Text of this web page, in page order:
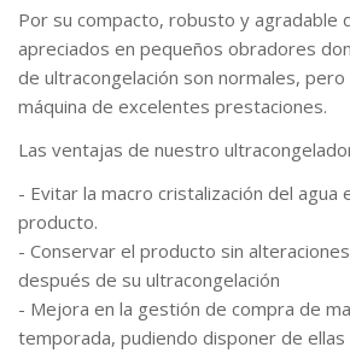
Por su compacto, robusto y agradable
apreciados en pequeños obradores
de ultracongelación son normales, pero
máquina de excelentes prestaciones.
Las ventajas de nuestro
- Evitar la macro cristalización del agua
producto.
- Conservar el producto sin
después de su ultracongelación
- Mejora en la gestión de compra de
temporada, pudiendo disponer de